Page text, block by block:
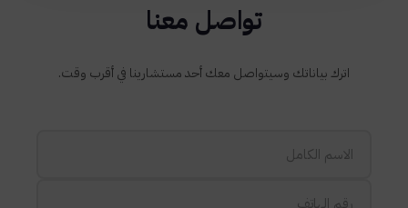
تواصل معنا
اترك بياناتك وسيتواصل معك أحد مستشارينا في أقرب وقت.